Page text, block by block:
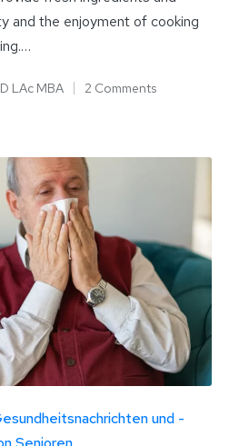
and the enjoyment of cooking
LAc MBA
2 Comments
und -